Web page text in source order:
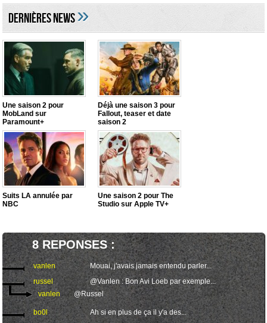
DERNIÈRES NEWS»
Une saison 2 pour
MobLand sur
Paramount+
Déjà une saison 3 pour
Fallout, teaser et date
saison 2
Suits LA annulée par
NBC
Une saison 2 pour The
Studio sur Apple TV+
8 REPONSES :
vanlen
Mouai, j'avais jamais entendu parler...
russel
@Vanlen : Bon Avi Loeb par exemple...
vanlen
@Russel
bo0l
Ah si en plus de ça il y'a des...